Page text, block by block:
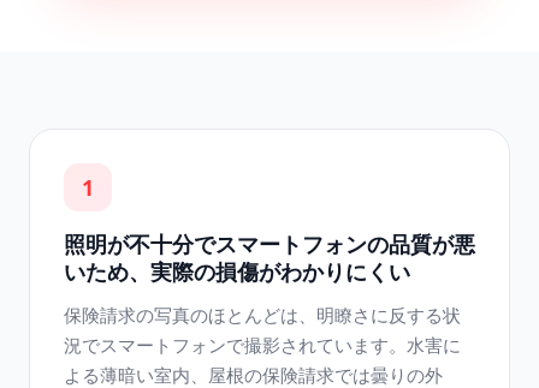
1
照明が不十分でスマートフォンの品質が悪
いため、実際の損傷がわかりにくい
保険請求の写真のほとんどは、明瞭さに反する状
況でスマートフォンで撮影されています。水害に
よる薄暗い室内、屋根の保険請求では曇りの外